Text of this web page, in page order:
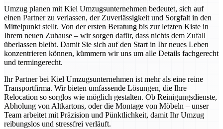
Umzug planen mit Kiel Umzugsunternehmen bedeutet, sich auf
einen Partner zu verlassen, der Zuverlässigkeit und Sorgfalt in den
Mittelpunkt stellt. Von der ersten Beratung bis zur letzten Kiste in
Ihrem neuen Zuhause – wir sorgen dafür, dass nichts dem Zufall
überlassen bleibt. Damit Sie sich auf den Start in Ihr neues Leben
konzentrieren können, kümmern wir uns um alle Details fachgerecht
und termingerecht.
Ihr Partner bei Kiel Umzugsunternehmen ist mehr als eine reine
Transportfirma. Wir bieten umfassende Lösungen, die Ihre
Relocation so sorglos wie möglich gestalten. Ob Reinigungsdienste,
Abholung von Altkartons, oder die Montage von Möbeln – unser
Team arbeitet mit Präzision und Pünktlichkeit, damit Ihr Umzug
reibungslos und stressfrei verläuft.